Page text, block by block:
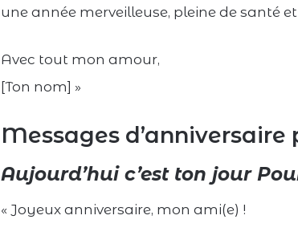
une année merveilleuse, pleine de santé
Avec tout mon amour,
[Ton nom] »
Messages d’anniversaire
Aujourd’hui c’est ton jour
« Joyeux anniversaire, mon ami(e) !